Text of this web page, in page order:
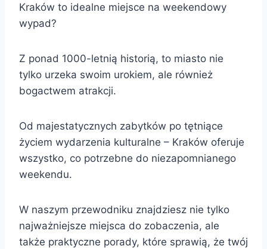
Kraków to idealne miejsce na weekendowy
wypad?
Z ponad 1000-letnią historią, to miasto nie
tylko urzeka swoim urokiem, ale również
bogactwem atrakcji.
Od majestatycznych zabytków po tętniące
życiem wydarzenia kulturalne – Kraków oferuje
wszystko, co potrzebne do niezapomnianego
weekendu.
W naszym przewodniku znajdziesz nie tylko
najważniejsze miejsca do zobaczenia, ale
także praktyczne porady, które sprawią, że twój